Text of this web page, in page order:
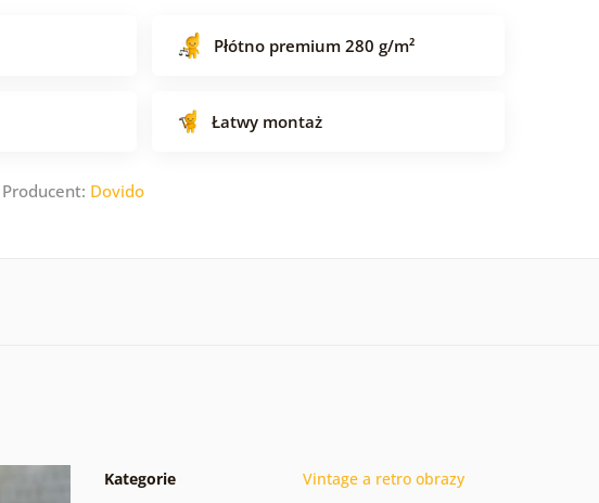
Płótno premium 280 g/m²
Łatwy montaż
Dovido
Kategorie Vintage a retro obrazy